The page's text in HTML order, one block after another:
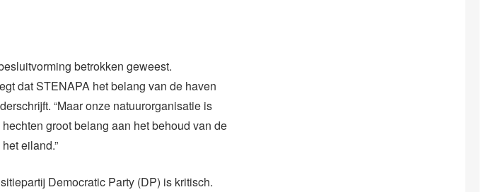
betrokken geweest.
dat STENAPA het belang van de haven
“Maar onze natuurorganisatie is
groot belang aan het behoud van de
eiland.”
Democratic Party (DP) is kritisch.